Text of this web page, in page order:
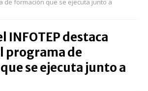
de formación que se ejecuta junto a
INFOTEP destaca
programa de
se ejecuta junto a